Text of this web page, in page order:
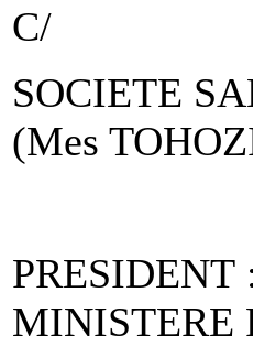
C/
SOCIETE
(Mes
PRESIDENT
MINISTERE